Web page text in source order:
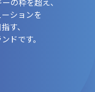
ションを
す、
ドです。